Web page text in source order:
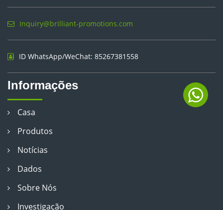
Inquiry@brilliant-promotions.com
ID WhatsApp/WeChat: 85267381558
Informações
Casa
Produtos
Notícias
Dados
Sobre Nós
Investigação